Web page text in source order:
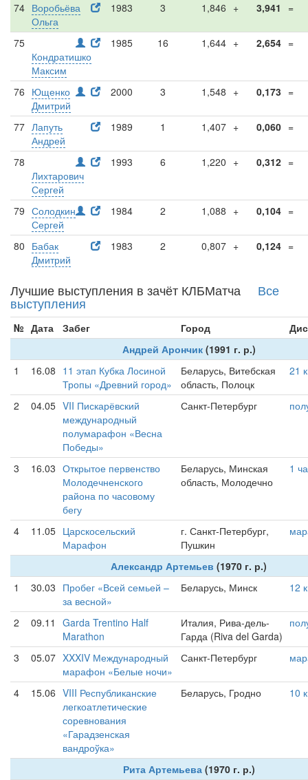
74 Воробьёва
Ольга
1983 3 1,846 + 3,941 =
75
Кондратишко
Максим
1985 16 1,644 + 2,654 =
76 Ющенко
Дмитрий
2000 3 1,548 + 0,173 =
77 Лапуть
Андрей
1989 1 1,407 + 0,060 =
78
Лихтарович
Сергей
1993 6 1,220 + 0,312 =
79 Солодкин
Сергей
1984 2 1,088 + 0,104 =
80 Бабак
Дмитрий
1983 2 0,807 + 0,124 =
Лучшие выступления в зачёт КЛБМатча Все
выступления
№ Дата Забег Город
Андрей Арончик(1991 г. р.)
1
16.08 11 этап Кубка Лосиной
Тропы «Древний город»
Беларусь, Витебская
область, Полоцк
21
2 04.05 VII Пискарёвский
международный
полумарафон «Весна
Победы»
Санкт-Петербург
3 16.03 Открытое первенство
Молодечненского
района по часовому
бегу
Беларусь, Минская
область, Молодечно
1
4 11.05 Царскосельский
Марафон
г. Санкт-Петербург,
Пушкин
Александр Артемьев (1970 г. р.)
1
30.03 Пробег «Всей семьей –
за весной»
Беларусь, Минск 12
2 09.11
Garda Trentino Half
Marathon
Италия, Рива-дель-
Гарда (Riva del Garda)
3 05.07 XXXIV Международный
марафон «Белые ночи»
Санкт-Петербург
4 15.06 VIII Республиканские
легкоатлетические
соревнования
«Гарадзенская
вандроўка»
Беларусь, Гродно 10
Рита Артемьева(1970 г. р.)